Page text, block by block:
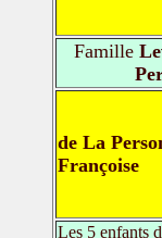
Famille
de La
Françoise
Les 5 enfants